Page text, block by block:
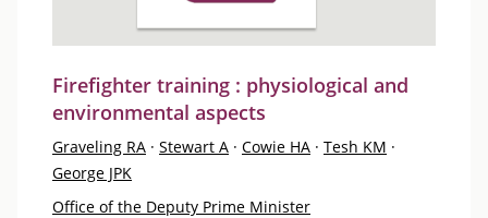
Firefighter training : physiological and
environmental aspects
Graveling RA · Stewart A · Cowie HA · Tesh KM ·
George JPK
Office of the Deputy Prime Minister